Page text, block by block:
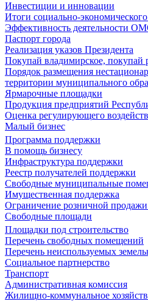
Инвестиции и инновации
Итоги социально-
Эффективность деятельности
Паспорт города
Реализация указов Президента
Покупай владимирское, покупай
Порядок размещения
территории муниципального
Ярмарочные площадки
Продукция предприятий
Оценка регулирующего
Малый бизнес
Программа поддержки
В помощь бизнесу
Инфраструктура поддержки
Реестр получателей поддержки
Свободные муниципальные
Имущественная поддержка
Ограничение розничной
Свободные площади
Площадки под строительство
Перечень свободных помещений
Перечень неиспользуемых
Социальное партнерство
Транспорт
Административная комиссия
Жилищно-коммунальное